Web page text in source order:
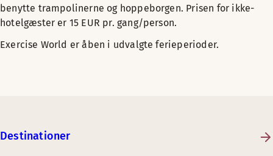
benytte trampolinerne og hoppeborgen. Prisen for ikke-
hotelgæster er 15 EUR pr. gang/person.
Exercise World er åben i udvalgte ferieperioder.
Destinationer